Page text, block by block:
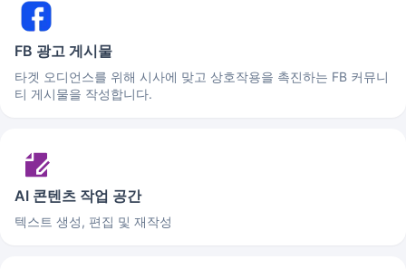
FB 광고 게시물
타겟 오디언스를 위해 시사에 맞고 상호작용을 촉진하는 FB 커뮤니
티 게시물을 작성합니다.
AI 콘텐츠 작업 공간
텍스트 생성, 편집 및 재작성